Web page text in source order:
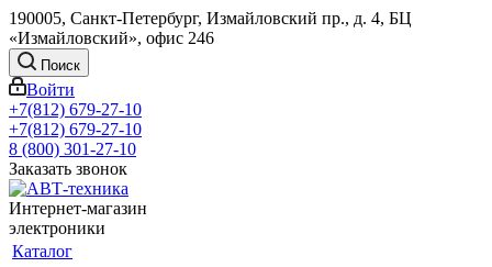
190005, Санкт-Петербург, Измайловский пр., д. 4, БЦ
«Измайловский», офис 246
Поиск
Войти
+7(812) 679-27-10
+7(812) 679-27-10
8 (800) 301-27-10
Заказать звонок
Интернет-магазин
электроники
Каталог